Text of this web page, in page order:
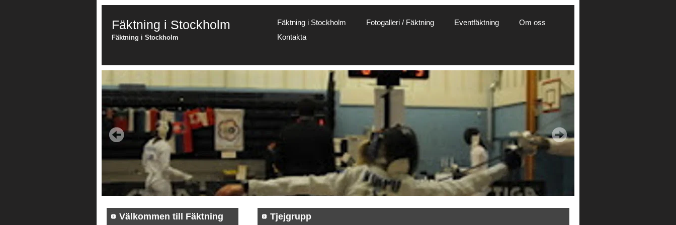
Fäktning i Stockholm
Fäktning i Stockholm
Fäktning i Stockholm Fotogalleri / Fäktning Eventfäktning
Om oss
Kontakta
Tjejgrupp
Välkommen till Fäktning